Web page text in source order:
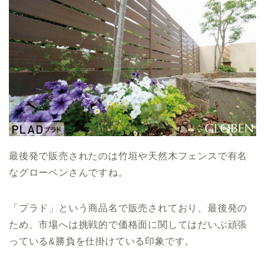
最後発で販売されたのは竹垣や天然木フェンスで有名
なグローベンさんですね。
「プラド」という商品名で販売されており、最後発の
ため、市場へは挑戦的で価格面に関してはだいぶ頑張
っている&勝負を仕掛けている印象です。